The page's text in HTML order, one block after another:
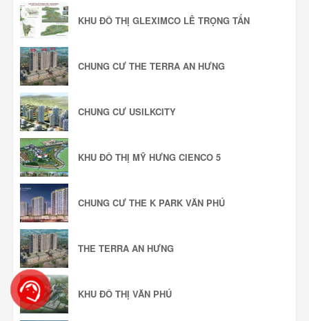
KHU ĐÔ THỊ GLEXIMCO LÊ TRỌNG TẤN
CHUNG CƯ THE TERRA AN HƯNG
CHUNG CƯ USILKCITY
KHU ĐÔ THỊ MỸ HƯNG CIENCO 5
CHUNG CƯ THE K PARK VĂN PHÚ
THE TERRA AN HƯNG
KHU ĐÔ THỊ VĂN PHÚ